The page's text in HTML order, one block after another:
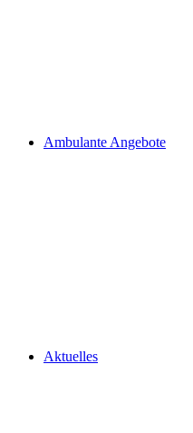
Aktuelles
Ambulante Angebote